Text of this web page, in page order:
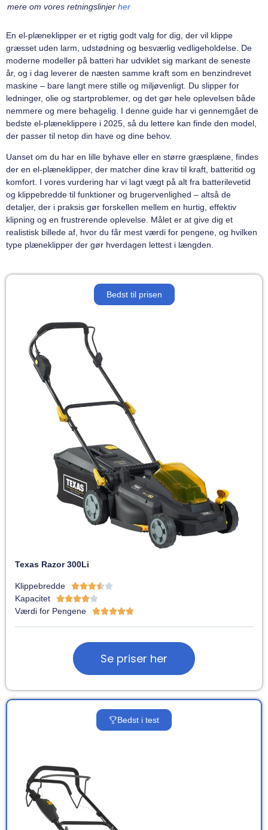
mere om vores retningslinjer her
En el-plæneklipper er et rigtig godt valg for dig, der vil klippe
græsset uden larm, udstødning og besværlig vedligeholdelse. De
moderne modeller på batteri har udviklet sig markant de seneste
år, og i dag leverer de næsten samme kraft som en benzindrevet
maskine – bare langt mere stille og miljøvenligt. Du slipper for
ledninger, olie og startproblemer, og det gør hele oplevelsen både
nemmere og mere behagelig. I denne guide har vi gennemgået de
bedste el-plæneklippere i 2025, så du lettere kan finde den model,
der passer til netop din have og dine behov.
Uanset om du har en lille byhave eller en større græsplæne, findes
der en el-plæneklipper, der matcher dine krav til kraft, batteritid og
komfort. I vores vurdering har vi lagt vægt på alt fra batterilevetid
og klippebredde til funktioner og brugervenlighed – altså de
detaljer, der i praksis gør forskellen mellem en hurtig, effektiv
klipning og en frustrerende oplevelse. Målet er at give dig et
realistisk billede af, hvor du får mest værdi for pengene, og hvilken
type plæneklipper der gør hverdagen lettest i længden.
Bedst til prisen
Texas Razor 300Li
Klippebredde 
Kapacitet 
Værdi for Pengene 
Se priser her
Bedst i test